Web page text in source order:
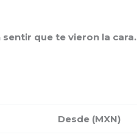
que te vieron la cara.
Desde (MXN)